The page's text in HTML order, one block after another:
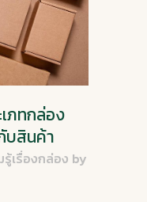
ภทกล่อง
บสินค้า
รู้เรื่องกล่อง by